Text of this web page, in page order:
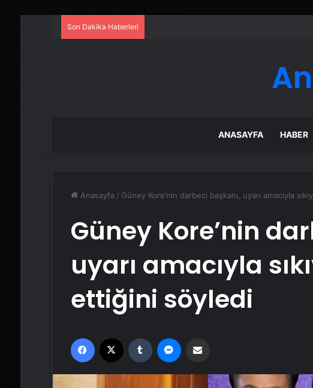
Son Dakika Haberleri
ANASAYFA HABER
Anasayfa / Güney Kore’nin darbeci başkanı, uyarı amacıyla
Güney Kore’nin
uyarı amacıyla
ettiğini söyledi
Facebook Tumblr